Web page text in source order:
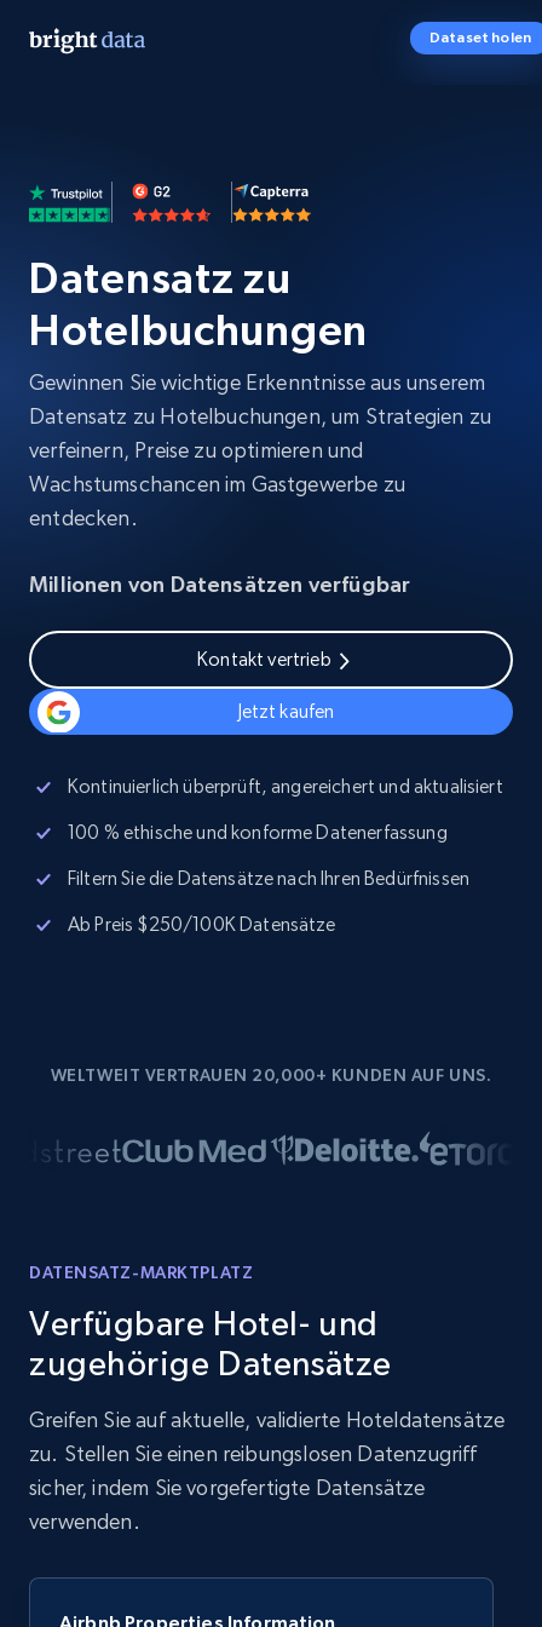
Dataset holen
Datensatz zu
Hotelbuchungen
Gewinnen Sie wichtige Erkenntnisse aus unserem
Datensatz zu Hotelbuchungen, um Strategien zu
verfeinern, Preise zu optimieren und
Wachstumschancen im Gastgewerbe zu
entdecken.
Millionen von Datensätzen verfügbar
Kontakt vertrieb
Jetzt kaufen
Kontinuierlich überprüft, angereichert und aktualisiert
100 % ethische und konforme Datenerfassung
Filtern Sie die Datensätze nach Ihren Bedürfnissen
Ab Preis $250/100K Datensätze
WELTWEIT VERTRAUEN 20,000+ KUNDEN AUF UNS.
DATENSATZ-MARKTPLATZ
Verfügbare Hotel- und
zugehörige Datensätze
Greifen Sie auf aktuelle, validierte Hoteldatensätze
zu. Stellen Sie einen reibungslosen Datenzugriff
sicher, indem Sie vorgefertigte Datensätze
verwenden.
Airbnb Properties Information